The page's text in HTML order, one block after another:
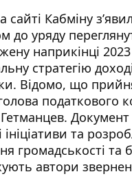
сайті Кабміну
до уряду
наприкінці
стратегію
Відомо, що
податкового
Документ
ініціативи та
громадськості та
автори